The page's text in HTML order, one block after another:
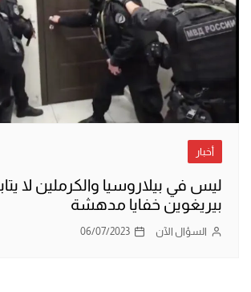
أخبار
ليس في بيلاروسيا والكرملين لا
بيريغوين خفايا مدهشة
السؤال الآن 06/07/2023